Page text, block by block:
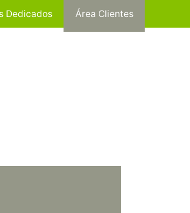
Dedicados Área Clientes